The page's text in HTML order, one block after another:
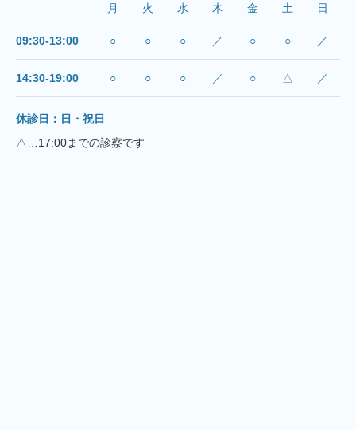
月 火 水 木 金 土 日
09:30-13:00 ○ ○ ○ ／ ○ ○ ／
14:30-19:00 ○ ○ ○ ／ ○ △ ／
休診日：日・祝日
△…17:00までの診察です